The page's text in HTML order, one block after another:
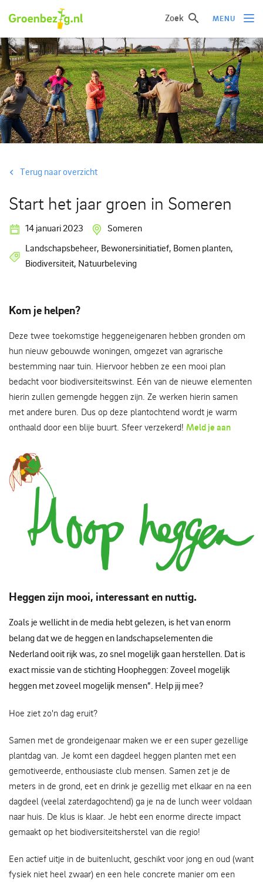
Zoek MENU
Ik wil iets doen
Ik wil iets leren
Groepen of initiatieven
Verhalen uit het veld
Over groenbezig
Terug naar overzicht
Start het jaar groen in Someren
14 januari 2023
Someren
Landschapsbeheer, Bewonersinitiatief, Bomen planten,
Biodiversiteit, Natuurbeleving
Kom je helpen?
Deze twee toekomstige heggeneigenaren hebben gronden om
hun nieuw gebouwde woningen, omgezet van agrarische
bestemming naar tuin. Hiervoor hebben ze een mooi plan
bedacht voor biodiversiteitswinst. Eén van de nieuwe elementen
hierin zullen gemengde heggen zijn. Ze werken hierin samen
met andere buren. Dus op deze plantochtend wordt je warm
onthaald door een blije buurt. Sfeer verzekerd! Meld je aan
Heggen zijn mooi, interessant en nuttig.
Zoals je wellicht in de media hebt gelezen, is het van enorm
belang dat we de heggen en landschapselementen die
Nederland ooit rijk was, zo snel mogelijk gaan herstellen. Dat is
exact missie van de stichting Hoopheggen: Zoveel mogelijk
heggen met zoveel mogelijk mensen”. Help jij mee?
Hoe ziet zo'n dag eruit?
Samen met de grondeigenaar maken we er een super gezellige
plantdag van. Je komt een dagdeel heggen planten met een
gemotiveerde, enthousiaste club mensen. Samen zet je de
meters in de grond, eet en drink je gezellig met elkaar en na een
dagdeel (veelal zaterdagochtend) ga je na de lunch weer voldaan
naar huis. De klus is klaar. Je hebt een enorme directe impact
gemaakt op het biodiversiteitsherstel van die regio!
Een actief uitje in de buitenlucht, geschikt voor jong en oud (want
fysiek niet heel zwaar) en een hele concrete manier om een